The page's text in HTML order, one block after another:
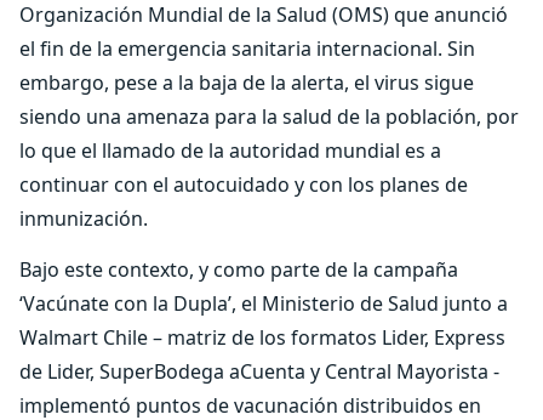
Organización Mundial de la Salud (OMS) que anunció
el fin de la emergencia sanitaria internacional. Sin
embargo, pese a la baja de la alerta, el virus sigue
siendo una amenaza para la salud de la población, por
lo que el llamado de la autoridad mundial es a
continuar con el autocuidado y con los planes de
inmunización.
Bajo este contexto, y como parte de la campaña
‘Vacúnate con la Dupla’, el Ministerio de Salud junto a
Walmart Chile – matriz de los formatos Lider, Express
de Lider, SuperBodega aCuenta y Central Mayorista -
implementó puntos de vacunación distribuidos en